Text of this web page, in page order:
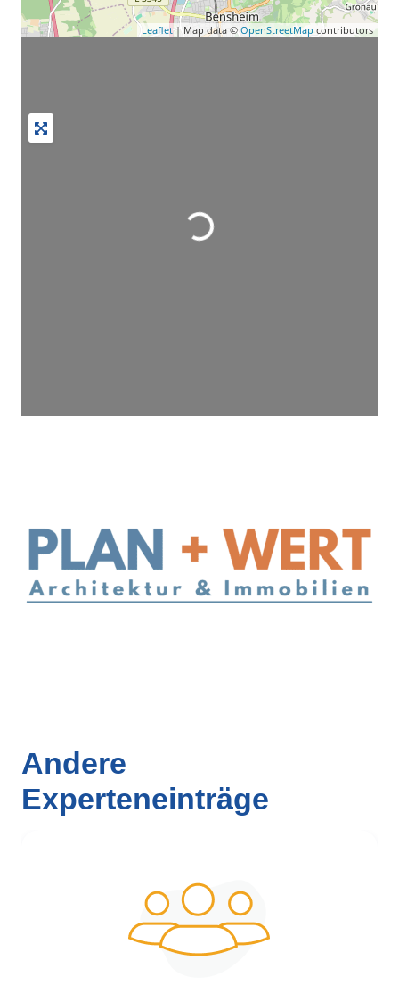
Leaflet| Map data © OpenStreetMap contributors
Wird geladen …
Andere
Experteneinträge